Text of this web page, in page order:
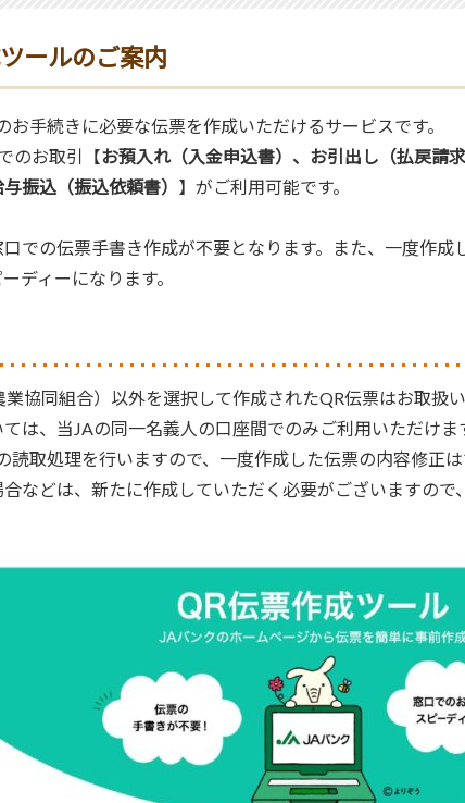
ールのご案内
お手続きに必要な伝票を作成いただけるサービスです。
のお取引【お預入れ（入金申込書）、お引出し（払戻請
振込（振込依頼書） 】がご利用可能です。
での伝票手書き作成が不要となります。また、一度作成
ディーになります。
協同組合）以外を選択して作成されたQR伝票はお取扱い
は、当JAの同一名義人の口座間でのみご利用いただけま
取処理を行いますので、一度作成した伝票の内容修正
などは、新たに作成していただく必要がございますので